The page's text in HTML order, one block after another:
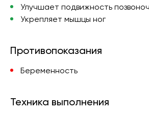
Улучшает подвижность
Укрепляет мышцы ног
Противопоказания
Беременность
Техника выполнения